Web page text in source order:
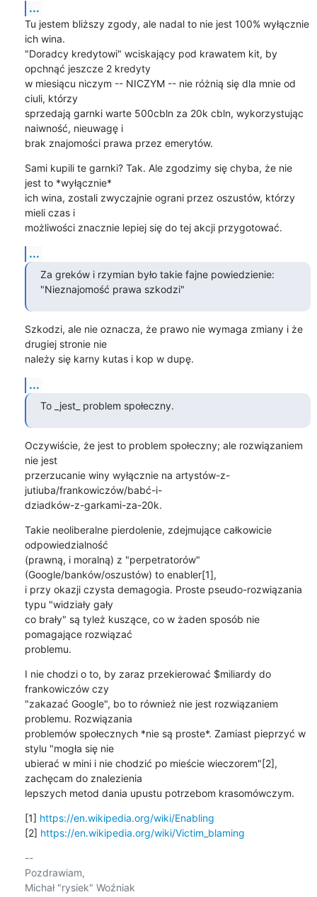
...
Tu jestem bliższy zgody, ale nadal to nie jest 100% wyłącznie
ich wina.
"Doradcy kredytowi" wciskający pod krawatem kit, by
opchnąć jeszcze 2 kredyty
w miesiącu niczym -- NICZYM -- nie różnią się dla mnie od
ciuli, którzy
sprzedają garnki warte 500cbln za 20k cbln, wykorzystując
naiwność, nieuwagę i
brak znajomości prawa przez emerytów.
Sami kupili te garnki? Tak. Ale zgodzimy się chyba, że nie
jest to *wyłącznie*
ich wina, zostali zwyczajnie ograni przez oszustów, którzy
mieli czas i
możliwości znacznie lepiej się do tej akcji przygotować.
...
Za greków i rzymian było takie fajne powiedzienie:
"Nieznajomość prawa szkodzi"
Szkodzi, ale nie oznacza, że prawo nie wymaga zmiany i że
drugiej stronie nie
należy się karny kutas i kop w dupę.
...
To _jest_ problem społeczny.
Oczywiście, że jest to problem społeczny; ale rozwiązaniem
nie jest
przerzucanie winy wyłącznie na artystów-z-
jutiuba/frankowiczów/babć-i-
dziadków-z-garkami-za-20k.
Takie neoliberalne pierdolenie, zdejmujące całkowicie
odpowiedzialność
(prawną, i moralną) z "perpetratorów"
(Google/banków/oszustów) to enabler[1],
i przy okazji czysta demagogia. Proste pseudo-rozwiązania
typu "widziały gały
co brały" są tyleż kuszące, co w żaden sposób nie
pomagające rozwiązać
problemu.
I nie chodzi o to, by zaraz przekierować $miliardy do
frankowiczów czy
"zakazać Google", bo to również nie jest rozwiązaniem
problemu. Rozwiązania
problemów społecznych *nie są proste*. Zamiast pieprzyć w
stylu "mogła się nie
ubierać w mini i nie chodzić po mieście wieczorem"[2],
zachęcam do znalezienia
lepszych metod dania upustu potrzebom krasomówczym.
[1] https://en.wikipedia.org/wiki/Enabling
[2] https://en.wikipedia.org/wiki/Victim_blaming
--
Pozdrawiam,
Michał "rysiek" Woźniak